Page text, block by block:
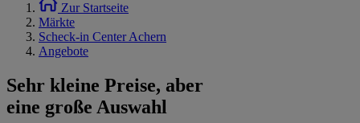
Zur Startseite
Märkte
Scheck-in Center Achern
Angebote
Sehr kleine Preise, aber
eine große Auswahl